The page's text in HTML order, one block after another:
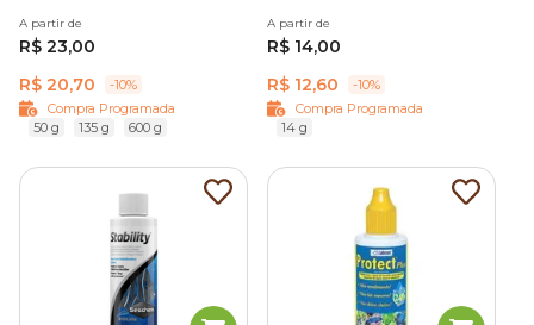
A partir de
R$ 23,00
R$ 20,70
-10%
Compra Programada
50 g
135 g 600 g
A partir de
R$ 14,00
R$ 12,60
-10%
Compra Programada
14 g